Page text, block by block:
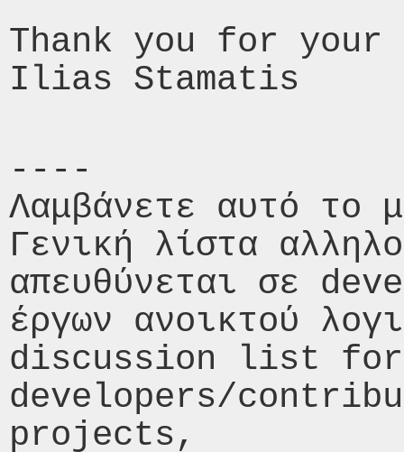
Thank you for
----
Λαμβάνετε αυτό το
Γενική λίστα
απευθύνεται σε
έργων ανοικτού
discussion list for
developers/